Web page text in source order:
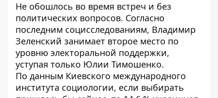
Не обошлось во время встреч и без
политических вопросов. Согласно
последним социсследованиям, Владимир
Зеленский занимает второе место по
уровню электоральной поддержки,
уступая только Юлии Тимошенко.
По данным Киевского международного
института социологии, если выбирать